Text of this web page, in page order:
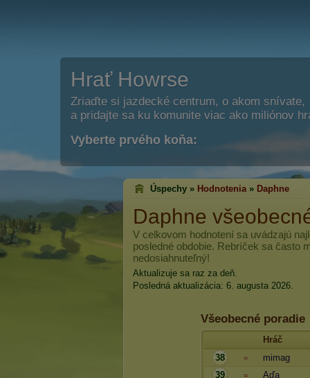
Hrať Howrse
Zriaďte si jazdecké centrum, o akom snívate,
a pridajte sa ku komunite viac ako miliónov
Vyberte prvého koňa:
Úspechy » Hodnotenia» Daphne
Daphne
V celkovom hodnotení sa uvádzajú
posledné obdobie. Rebríček sa často
nedosiahnuteľný!
Aktualizuje sa raz za deň.
Posledná aktualizácia: 6. augusta 2026.
Všeobecné poradie
Hráč
38
= mimag
39
= Aďa